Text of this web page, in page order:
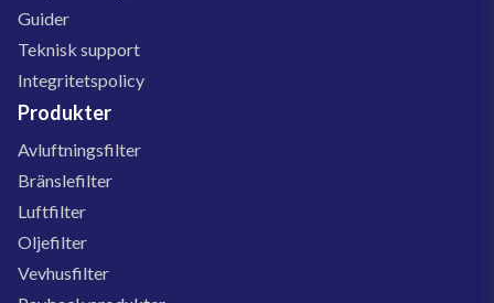
Guider
Teknisk support
Integritetspolicy
Produkter
Avluftningsfilter
Bränslefilter
Luftfilter
Oljefilter
Vevhusfilter